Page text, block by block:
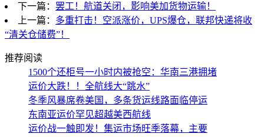
下一篇： 罢工！航道关闭，影响美加货物运输！
上一篇： 多重打击！空派涨价，UPS爆仓，联邦快递将收
“清关仓储费”！
推荐阅读
1500个还柜号一小时内被抢空：华南三港拥堵
运价大跌！！全航线大“跳水”
冬季风暴席卷美国，多条货运线路面临停运
东南亚运价罕见超越美西航线
运价战一触即发！集运市场旺季落幕，主要